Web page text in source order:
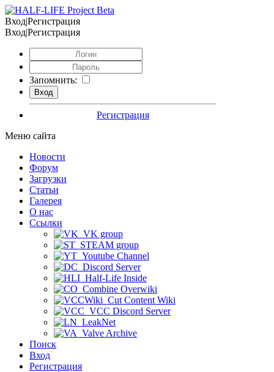
Вход|Регистрация
Вход|Регистрация
Запомнить:
Регистрация
Меню сайта
Новости
Форум
Загрузки
Статьи
Галерея
О нас
Ссылки
VK group
STEAM group
Youtube Channel
Discord Server
Half-Life Inside
Combine Overwiki
Cut Content Wiki
VCC Discord Server
LeakNet
Valve Archive
Поиск
Вход
Регистрация